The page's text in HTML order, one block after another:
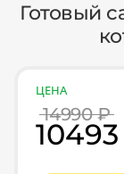
Готовый
ЦЕНА
14990 ₽